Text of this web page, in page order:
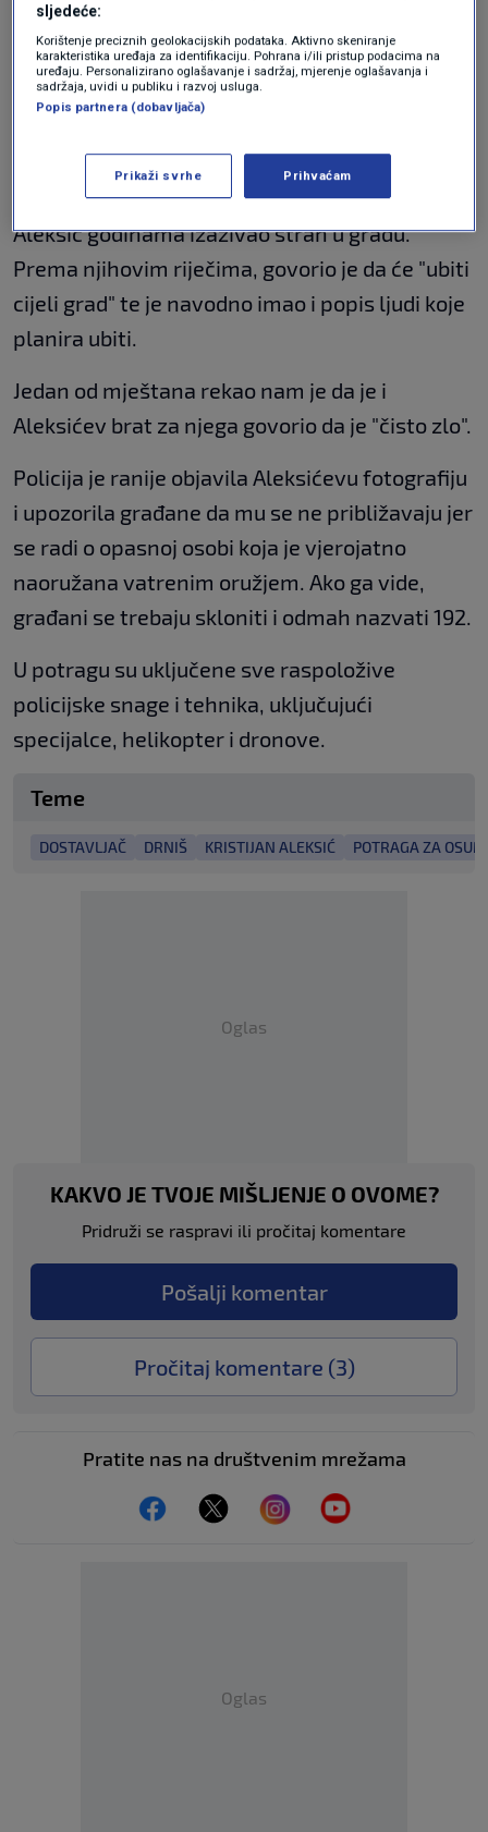
Navodno se nakon toga uputio prema selima
dijelu grada Varoš i selu Lišnjak na Promini.
Mještani tvrde da je
godinama izazivao strah
Mještani s kojima smo razgovarali tvrde da je
Aleksić godinama izazivao strah u gradu.
Prema njihovim riječima, govorio je da će "ubiti
cijeli grad" te je navodno imao i popis ljudi koje
planira ubiti.
Jedan od mještana rekao nam je da je i
Aleksićev brat za njega govorio da je "čisto zlo".
Policija je ranije objavila Aleksićevu fotografiju
i upozorila građane da mu se ne približavaju jer
se radi o opasnoj osobi koja je vjerojatno
naoružana vatrenim oružjem. Ako ga vide,
građani se trebaju skloniti i odmah nazvati 192.
U potragu su uključene sve raspoložive
policijske snage i tehnika, uključujući
specijalce, helikopter i dronove.
Teme
DOSTAVLJAČ DRNIŠ KRISTIJAN ALEKSIĆ POTRAGA ZA
Oglas
KAKVO JE TVOJE MIŠLJENJE O OVOME?
Pridruži se raspravi ili pročitaj komentare
Pošalji komentar
Pročitaj komentare (3)
Pratite nas na društvenim mrežama
Oglas
sljedeće:
Korištenje preciznih geolokacijskih podataka. Aktivno skeniranje
karakteristika uređaja za identifikaciju. Pohrana i/ili pristup podacima na
uređaju. Personalizirano oglašavanje i sadržaj, mjerenje oglašavanja i
sadržaja, uvidi u publiku i razvoj usluga.
Popis partnera (dobavljača)
Prikaži svrhe Prihvaćam